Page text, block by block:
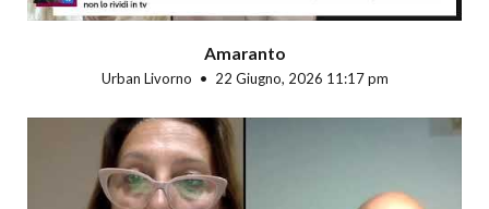
Amaranto
Urban Livorno 22 Giugno, 2026 11:17 pm